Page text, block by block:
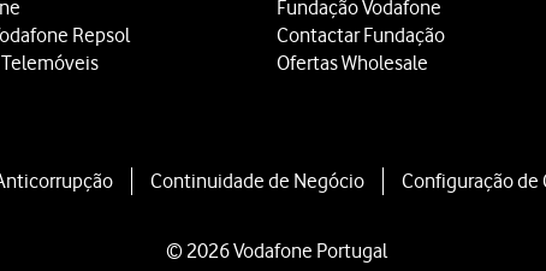
Repsol
Fundação Vodafone
Contactar Fundação
Ofertas Wholesale
Continuidade de Negócio Configuração de
© 2026 Vodafone Portugal